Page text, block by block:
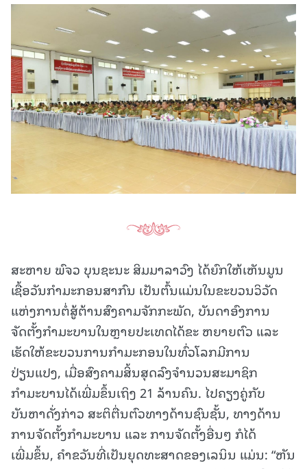
ສະຫາຍ ພົຈວ ບຸນຊະນະ ສິມມາລາວົງ ໄດ້ຍົກໃຫ້ເຫັນມູນ
ເຊື້ອວັນກໍາມະກອນສາກົນ ເປັນຕົ້ນແມ່ນໃນຂະບວນວິວັດ
ແຫ່ງການຕໍ່ສູ້ຕ້ານສົງຄາມຈັກກະພັດ, ບັນດາອົງການ
ຈັດຕັ້ງກຳມະບານໃນຫຼາຍປະເທດໄດ້ຂະ ຫຍາຍຕົວ ແລະ
ເຮັດໃຫ້ຂະບວນການກຳມະກອນໃນທົ່ວໂລກມີການ
ປ່ຽນແປງ, ເມື່ອສົງຄາມສິ້ນສຸດລົງຈໍານວນສະມາຊິກ
ກຳມະບານໄດ້ເພີ່ມຂຶ້ນເຖິງ 21 ລ້ານຄົນ. ໄປຄຽງຄູ່ກັບ
ບັນຫາດັ່ງກ່າວ ສະຕິຕື່ນຕົວທາງດ້ານຊົນຊັ້ນ, ທາງດ້ານ
ການຈັດຕັ້ງກຳມະບານ ແລະ ການຈັດຕັ້ງອື່ນໆ ກໍໄດ້
ເພີ່ມຂຶ້ນ, ຄໍາຂວັນທີ່ເປັນຍຸດທະສາດຂອງເລນິນ ແມ່ນ: “ຫັນ